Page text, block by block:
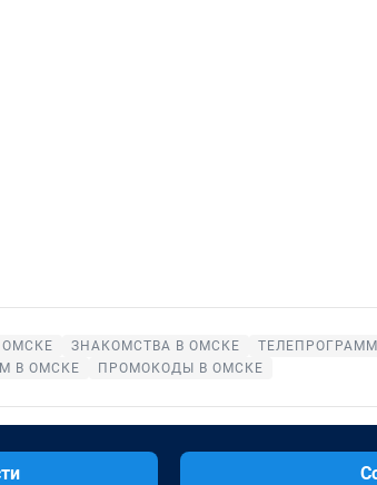
ОМСКЕ ЗНАКОМСТВА В ОМСКЕ
В ОМСКЕ ПРОМОКОДЫ В ОМСКЕ